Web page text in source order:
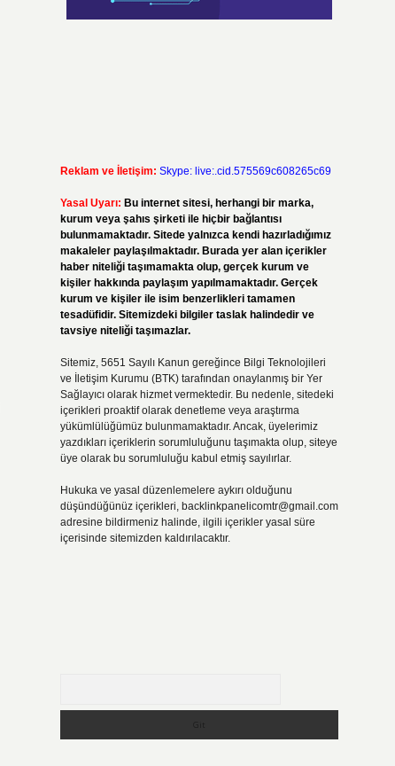
Reklam ve İletişim: Skype: live:.cid.575569c608265c69
Yasal Uyarı: Bu internet sitesi, herhangi bir marka,
kurum veya şahıs şirketi ile hiçbir bağlantısı
bulunmamaktadır. Sitede yalnızca kendi hazırladığımız
makaleler paylaşılmaktadır. Burada yer alan içerikler
haber niteliği taşımamakta olup, gerçek kurum ve
kişiler hakkında paylaşım yapılmamaktadır. Gerçek
kurum ve kişiler ile isim benzerlikleri tamamen
tesadüfidir. Sitemizdeki bilgiler taslak halindedir ve
tavsiye niteliği taşımazlar.
Sitemiz, 5651 Sayılı Kanun gereğince Bilgi Teknolojileri
ve İletişim Kurumu (BTK) tarafından onaylanmış bir Yer
Sağlayıcı olarak hizmet vermektedir. Bu nedenle, sitedeki
içerikleri proaktif olarak denetleme veya araştırma
yükümlülüğümüz bulunmamaktadır. Ancak, üyelerimiz
yazdıkları içeriklerin sorumluluğunu taşımakta olup, siteye
üye olarak bu sorumluluğu kabul etmiş sayılırlar.
Hukuka ve yasal düzenlemelere aykırı olduğunu
düşündüğünüz içerikleri, backlinkpanelicomtr@gmail.com
adresine bildirmeniz halinde, ilgili içerikler yasal süre
içerisinde sitemizden kaldırılacaktır.